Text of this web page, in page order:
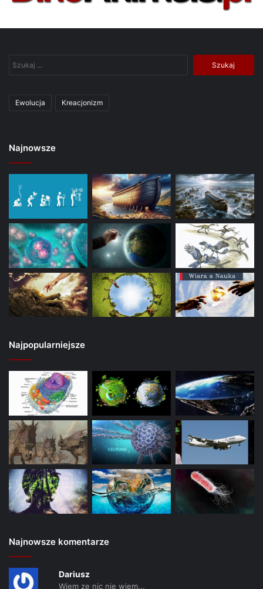
Szukaj:
Ewolucja Kreacjonizm
Najnowsze
Najpopularniejsze
Najnowsze komentarze
Dariusz
Wiem ze nic nie wiem...